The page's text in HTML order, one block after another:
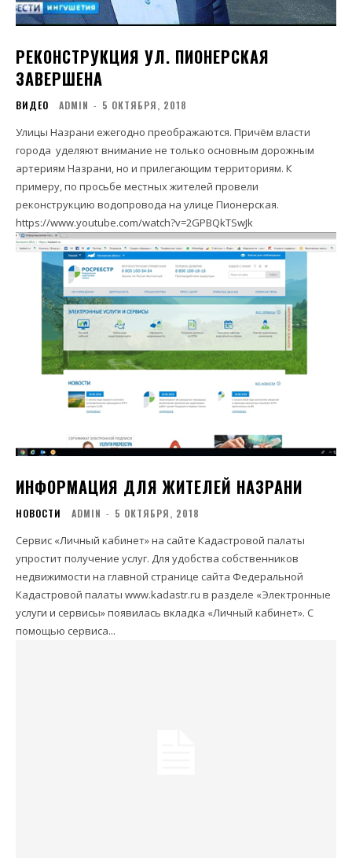
РЕКОНСТРУКЦИЯ УЛ. ПИОНЕРСКАЯ
ЗАВЕРШЕНА
ВИДЕО ADMIN - 5 ОКТЯБРЯ, 2018
Улицы Назрани ежегодно преображаются. Причём власти
города уделяют внимание не только основным дорожным
артериям Назрани, но и прилегающим территориям. К
примеру, по просьбе местных жителей провели
реконструкцию водопровода на улице Пионерская.
https://www.youtube.com/watch?v=2GPBQkTSwJk
ИНФОРМАЦИЯ ДЛЯ ЖИТЕЛЕЙ НАЗРАНИ
НОВОСТИ ADMIN - 5 ОКТЯБРЯ, 2018
Сервис «Личный кабинет» на сайте Кадастровой палаты
упростит получение услуг. Для удобства собственников
недвижимости на главной странице сайта Федеральной
Кадастровой палаты www.kadastr.ru в разделе «Электронные
услуги и сервисы» появилась вкладка «Личный кабинет». С
помощью сервиса...